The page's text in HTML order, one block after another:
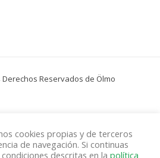
Reservados de Ölmo
cookies propias y de terceros
de navegación. Si continuas
descritas en la política